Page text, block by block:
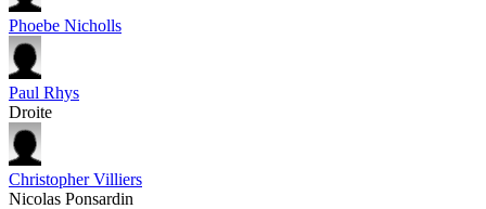
Phoebe Nicholls
Paul Rhys
Droite
Christopher Villiers
Nicolas Ponsardin